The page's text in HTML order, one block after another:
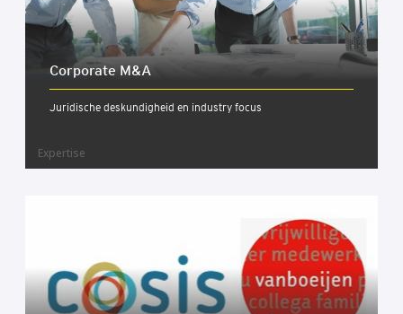
Cor­po­ra­te M&A
Juridische deskundigheid en industry focus
Expertise